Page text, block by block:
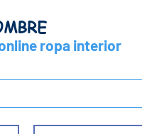
ropa interior